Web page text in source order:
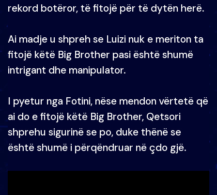
rekord botëror, të fitojë për të dytën herë.
Ai madje u shpreh se Luizi nuk e meriton ta
fitojë këtë Big Brother pasi është shumë
intrigant dhe manipulator.
I pyetur nga Fotini, nëse mendon vërtetë që
ai do e fitojë këtë Big Brother, Qetsori
shprehu sigurinë se po, duke thënë se
është shumë i përqëndruar në çdo gjë.